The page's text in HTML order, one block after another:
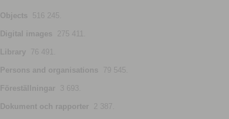
Objects 516 245.
Digital images 275 411.
Library 76 491.
Persons and organisations 79 545.
Föreställningar 3 693.
Dokument och rapporter 2 387.